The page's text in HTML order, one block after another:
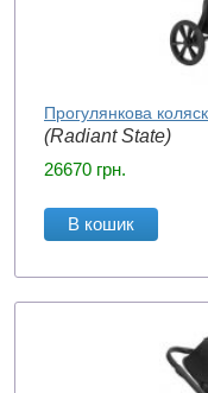
Прогулянкова
(Radiant State)
26670 грн.
В кошик